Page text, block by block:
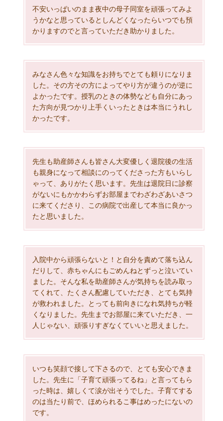
不安いっぱいのまま夜中の母子同室を頑張ってみよ
うかなと思っているとしんどくなったらいつでも預
かりますのでと言っていただき助かりました。
みなさん色々な知識をお持ちでとても頼りになりま
した。その方その方によってやり方が違うのが逆に
よかったです。授乳のときの体勢なども自分にあっ
た方向が見つかり上手くいったときは本当にうれし
かったです。
先生も助産師さんも皆さん大変優しく退院後の生活
も親身になって相談にのってくださった方もいらし
ゃって、ありがたく思います。先生は退院日に診察
がないにもかかわらずお部屋までわざわざあいさつ
に来てくださり、この病院で出産して本当に良かっ
たと思いました。
入院中から頑張らないと！と自分を責めて落ち込ん
だりして、赤ちゃんにもごめんねとずっと泣いてい
ました。そんな私を助産師さんが気持ちを読み取っ
てくれて、たくさん配慮していただき、とても気持
が救われました。とっても前向きになれ気持ちが軽
くなりました。先生までお部屋に来ていただき、一
人じゃない、頑張りすぎなくていいと思えました。
いつも笑顔で接して下さるので、とても安心できま
した。先生に「子育て頑張ってるね」と言ってもら
った時は、嬉しくて涙が出そうでした。子育てする
のは当たり前で、ほめられるこ事はめったにないの
です。